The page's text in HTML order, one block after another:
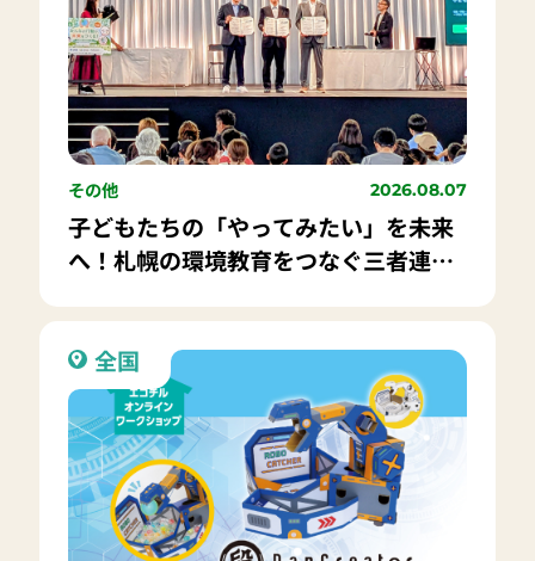
その他 2026.08.07
子どもたちの「やってみたい」を未来
へ！札幌の環境教育をつなぐ三者連携
全国